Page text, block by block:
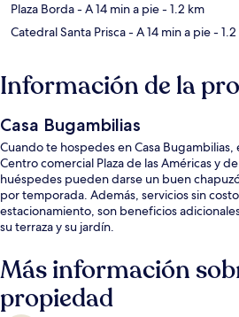
Plaza Borda- A 14 min a pie- 1.2 km
Catedral Santa Prisca- A 14 min a pie-
Información de la
Casa Bugambilias
Cuando te hospedes en Casa Bugambilias,
Centro comercial Plaza de las Américas y
huéspedes pueden darse un buen
por temporada. Además, servicios sin
estacionamiento, son beneficios
su terraza y su jardín.
Más información
propiedad